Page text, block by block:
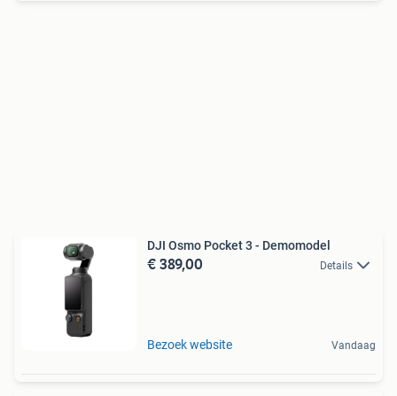
DJI Osmo Pocket 3 - Demomodel
€ 389,00 Details
Bezoek website Vandaag